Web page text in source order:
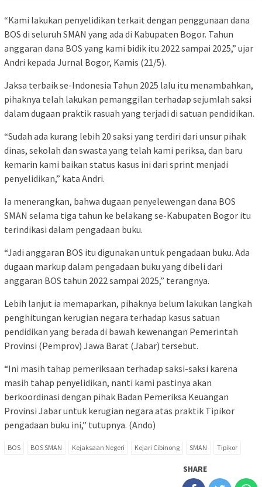
“Kami lakukan penyelidikan terkait dengan penggunaan dana
BOS di seluruh SMAN yang ada di Kabupaten Bogor. Tahun
anggaran dana BOS yang kami bidik itu 2022 sampai 2025,” ujar
Andri kepada Jurnal Bogor, Kamis (21/5).
Jaksa terbaik se-Indonesia Tahun 2025 lalu itu menambahkan,
pihaknya telah lakukan pemanggilan terhadap sejumlah saksi
dalam dugaan praktik rasuah yang terjadi di satuan pendidikan.
“Sudah ada kurang lebih 20 saksi yang terdiri dari unsur pihak
dinas, sekolah dan swasta yang telah kami periksa, dan baru
kemarin kami baikan status kasus ini dari sprint menjadi
penyelidikan,” kata Andri.
Ia menerangkan, bahwa dugaan penyelewengan dana BOS
SMAN selama tiga tahun ke belakang se-Kabupaten Bogor itu
terindikasi dalam pengadaan buku.
“Jadi anggaran BOS itu digunakan untuk pengadaan buku. Ada
dugaan markup dalam pengadaan buku yang dibeli dari
anggaran BOS tahun 2022 sampai 2025,” terangnya.
Lebih lanjut ia memaparkan, pihaknya belum lakukan langkah
penghitungan kerugian negara terhadap kasus satuan
pendidikan yang berada di bawah kewenangan Pemerintah
Provinsi (Pemprov) Jawa Barat (Jabar) tersebut.
“Ini masih tahap pemeriksaan terhadap saksi-saksi karena
masih tahap penyelidikan, nanti kami pastinya akan
berkoordinasi dengan pihak Badan Pemeriksa Keuangan
Provinsi Jabar untuk kerugian negara atas praktik Tipikor
pengadaan buku ini,” tutupnya. (Ando)
BOS BOS SMAN Kejaksaan Negeri Kejari Cibinong SMAN Tipikor
SHARE